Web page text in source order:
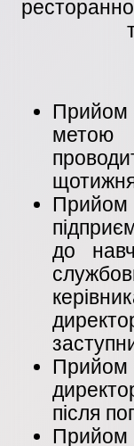
Прийом
метою
до
Прийом
після